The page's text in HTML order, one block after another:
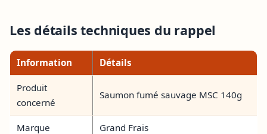
Les détails techniques du rappel
Information Détails
Produit
concerné
Saumon fumé sauvage MSC 140g
Marque Grand Frais